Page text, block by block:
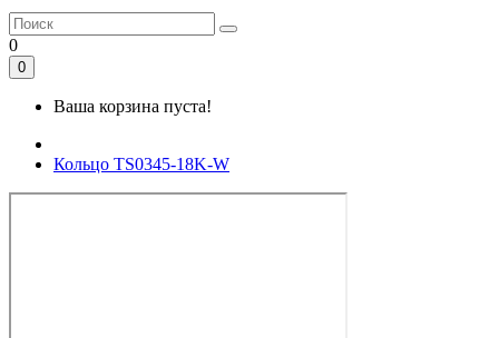
0
0
Ваша корзина пуста!
Кольцо TS0345-18K-W